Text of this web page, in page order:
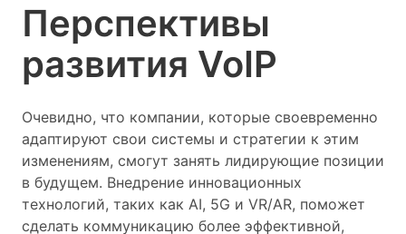
Перспективы
развития VoIP
Очевидно, что компании, которые своевременно
адаптируют свои системы и стратегии к этим
изменениям, смогут занять лидирующие позиции
в будущем. Внедрение инновационных
технологий, таких как AI, 5G и VR/AR, поможет
сделать коммуникацию более эффективной,